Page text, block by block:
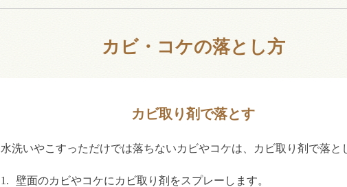
カビ・コケの落とし方
カビ取り剤で落とす
水洗いやこすっただけでは落ちないカビやコケは、カビ取り剤で落と
1. 壁面のカビやコケにカビ取り剤をスプレーします。